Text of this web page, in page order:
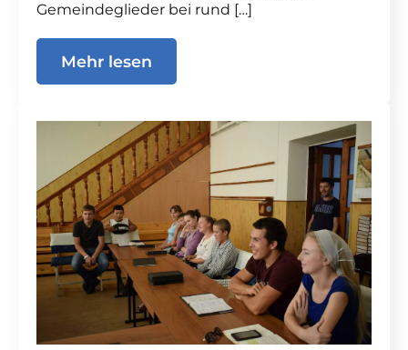
Gemeindeglieder bei rund […]
Mehr lesen